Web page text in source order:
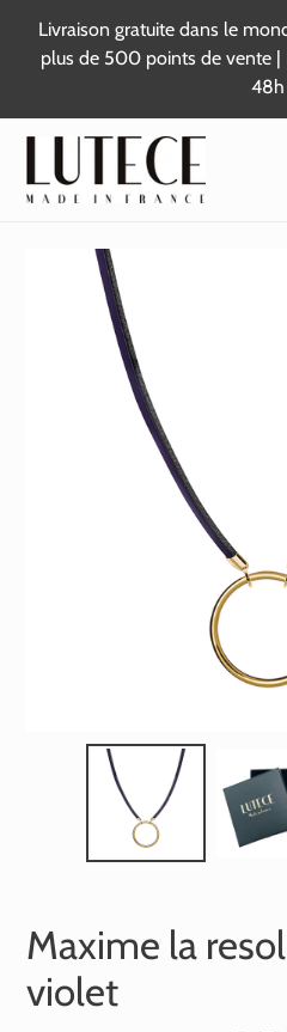
contenu
Livraison gratuite dans le
plus de 500 points de vente |
48h
Maxime la
violet